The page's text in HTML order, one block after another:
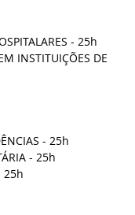
- 25h
INSTITUIÇÕES DE
- 25h
- 25h
25h